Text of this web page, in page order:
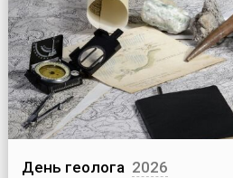
День геолога 2026